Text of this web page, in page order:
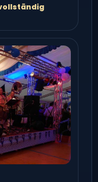
vollständig